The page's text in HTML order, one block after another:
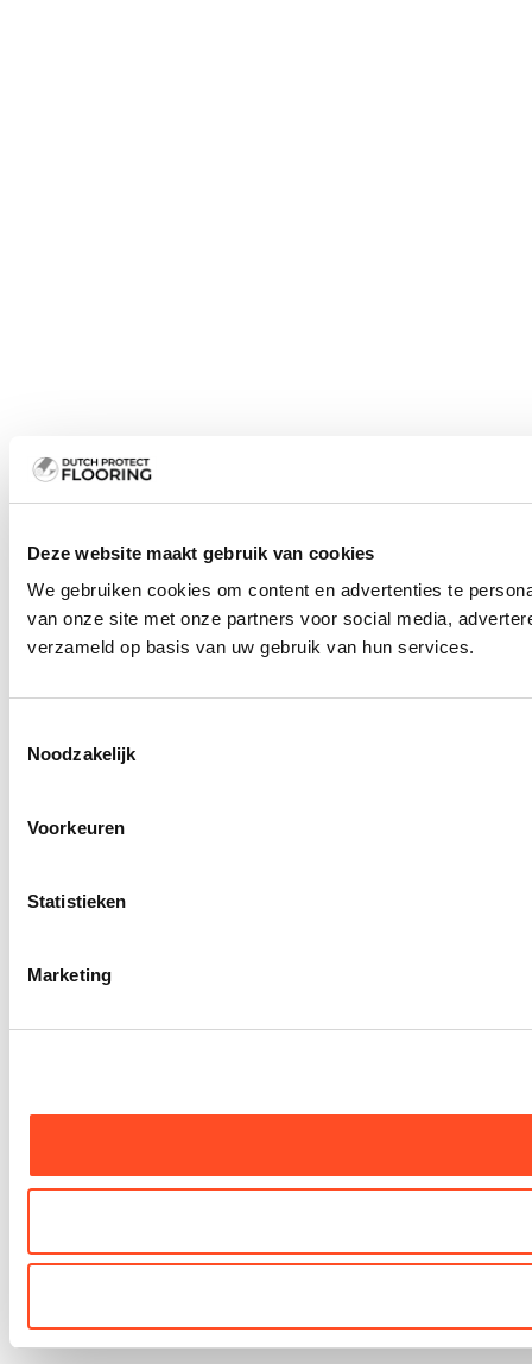
Deze website maakt gebruik van cookies
We gebruiken cookies om content en advertenties te
van onze site met onze partners voor social media,
verzameld op basis van uw gebruik van hun services.
Noodzakelijk
Voorkeuren
Statistieken
Marketing